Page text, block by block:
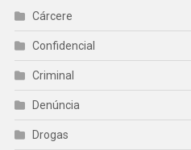
Cárcere
Confidencial
Criminal
Denúncia
Drogas